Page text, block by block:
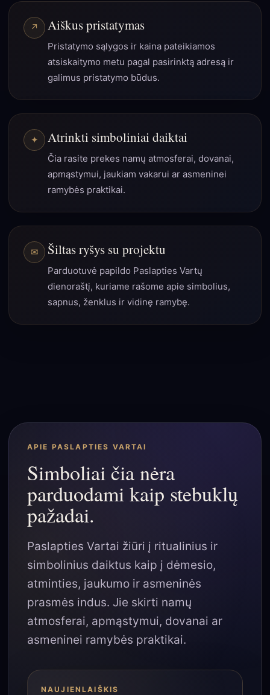
Aiškus pristatymas
Pristatymo sąlygos ir kaina pateikiamos
atsiskaitymo metu pagal pasirinktą adresą ir
galimus pristatymo būdus.
Atrinkti simboliniai daiktai
Čia rasite prekes namų atmosferai, dovanai,
apmąstymui, jaukiam vakarui ar asmeninei
ramybės praktikai.
Šiltas ryšys su projektu
Parduotuvė papildo Paslapties Vartų
dienoraštį, kuriame rašome apie simbolius,
sapnus, ženklus ir vidinę ramybę.
APIE PASLAPTIES VARTAI
Simboliai čia nėra
parduodami kaip stebuklų
pažadai.
Paslapties Vartai žiūri į ritualinius ir
simbolinius daiktus kaip į dėmesio,
atminties, jaukumo ir asmeninės
prasmės indus. Jie skirti namų
atmosferai, apmąstymui, dovanai ar
asmeninei ramybės praktikai.
NAUJIENLAIŠKIS